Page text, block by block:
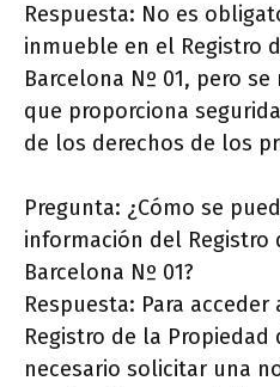
Respuesta: No es
inmueble en el Registro
Barcelona Nº 01, pero
que proporciona
de los derechos de los
Pregunta: ¿Cómo se
información del Registro
Barcelona Nº 01?
Respuesta: Para
Registro de la Propiedad
necesario solicitar una